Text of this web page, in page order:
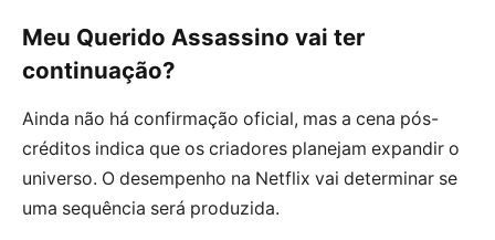
Meu Querido Assassino vai ter
continuação?
Ainda não há confirmação oficial, mas a cena pós-
créditos indica que os criadores planejam expandir o
universo. O desempenho na Netflix vai determinar se
uma sequência será produzida.